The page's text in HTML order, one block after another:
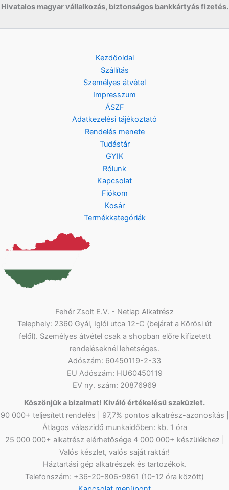
Hivatalos magyar vállalkozás, biztonságos bankkártyás fizetés.
Kezdőoldal
Szállítás
Személyes átvétel
Impresszum
ÁSZF
Adatkezelési tájékoztató
Rendelés menete
Tudástár
GYIK
Rólunk
Kapcsolat
Fiókom
Kosár
Termékkategóriák
Fehér Zsolt E.V. - Netlap Alkatrész
Telephely: 2360 Gyál, Iglói utca 12-C (bejárat a Kőrösi út
felől). Személyes átvétel csak a shopban előre kifizetett
rendeléseknél lehetséges.
Adószám: 60450119-2-33
EU Adószám: HU60450119
EV ny. szám: 20876969
Köszönjük a bizalmat! Kiváló értékelésű szaküzlet.
90 000+ teljesített rendelés | 97,7% pontos alkatrész-azonosítás |
Átlagos válaszidő munkaidőben: kb. 1 óra
25 000 000+ alkatrész elérhetősége 4 000 000+ készülékhez |
Valós készlet, valós saját raktár!
Háztartási gép alkatrészek és tartozékok.
Telefonszám: +36-20-806-9861 (10-12 óra között)